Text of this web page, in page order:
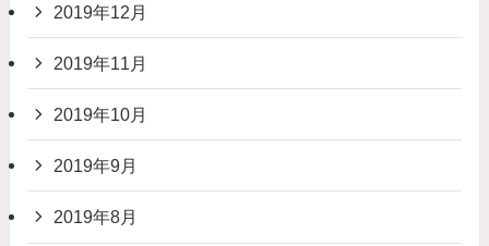
2019年12月
2019年11月
2019年10月
2019年9月
2019年8月